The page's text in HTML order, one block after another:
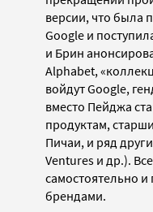
версии, что была
Google и
и Брин
Alphabet,
войдут Google,
вместо Пейджа
продуктам,
Пичаи, и ряд
Ventures и др.).
самостоятельно
брендами.